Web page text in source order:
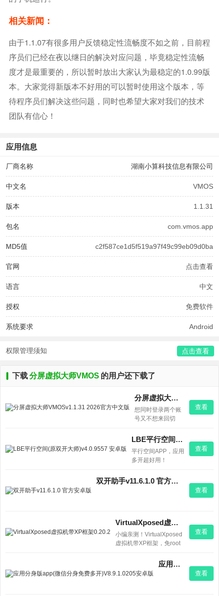
相关新闻：
由于1.1.07有很多用户反馈稳定性流畅度不如之前，目前程
序员们已经在夜以继日的解决对应问题，毕竟稳定性流畅
度才是最重要的，所以暂时放出大家认为最稳定的1.0.99版
本。大家觉得新版本不好用的可以暂时使用这个版本，等
待程序员们解决这些问题，同时也希望大家对我们的技术
团队有信心！
应用信息
厂商名称 湖南小算科技信息有限公司
中文名 VMOS
版本 1.1.31
包名 com.vmos.app
MD5值 c2f587ce1d5f519a97f49c99eb09d0ba
官网 点击查看
语言 中文
授权 免费软件
系统要求 Android
权限管理须知 点击查看
下载分屏虚拟大师VMOS 的用户还下载了
分屏虚拟大师VMOSv1.1.31 2026官方中文版
想同时登录两个账
号又不想来回切
屏虚拟大师
VMOS」吧！它就
像手机里的虚拟
机，直接装个独立
现应用分身和分
双开需求的小伙
伴！
查看
LBE平行空间(原双开大师)v4.0.9557 安卓版
平行空间APP，应用
多开超好用！
查看
双开助手v11.6.1.0 官方安卓版
查看
VirtualXposed虚拟机带XP框架0.20.2
小编亲测！VirtualXposed
虚拟机带XP框架，免root
多开应用、绕过模拟器检
测。升级安卓10也不怕，
兼容模式超稳。想玩黑科
查看
应用分身版app(微信分身免费多开)V8.9.1.0205安卓版
查看